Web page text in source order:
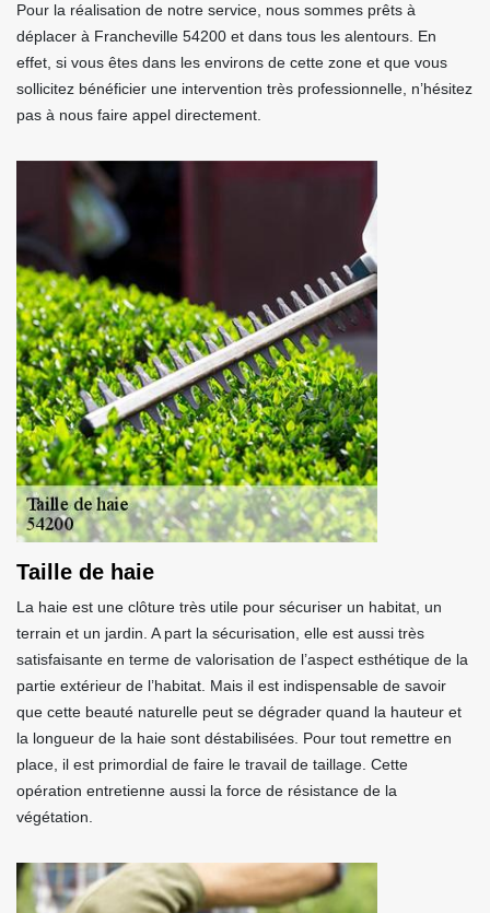
Pour la réalisation de notre service, nous sommes prêts à
déplacer à Francheville 54200 et dans tous les alentours. En
effet, si vous êtes dans les environs de cette zone et que vous
sollicitez bénéficier une intervention très professionnelle, n’hésitez
pas à nous faire appel directement.
Taille de haie
La haie est une clôture très utile pour sécuriser un habitat, un
terrain et un jardin. A part la sécurisation, elle est aussi très
satisfaisante en terme de valorisation de l’aspect esthétique de la
partie extérieur de l’habitat. Mais il est indispensable de savoir
que cette beauté naturelle peut se dégrader quand la hauteur et
la longueur de la haie sont déstabilisées. Pour tout remettre en
place, il est primordial de faire le travail de taillage. Cette
opération entretienne aussi la force de résistance de la
végétation.